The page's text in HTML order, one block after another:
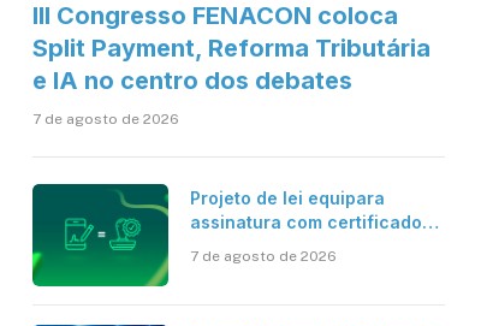
III Congresso FENACON coloca
Split Payment, Reforma Tributária
e IA no centro dos debates
7 de agosto de 2026
Projeto de lei equipara
assinatura com certificado
reconhecimento de firma em
7 de agosto de 2026